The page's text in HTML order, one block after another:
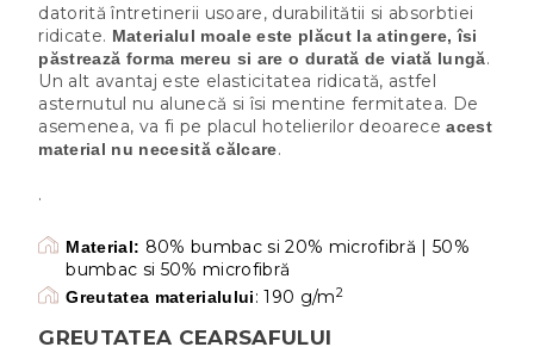
datorită întretinerii usoare, durabilitătii si absorbtiei
ridicate. Materialul moale este plăcut la atingere, îsi
păstrează forma mereu si are o durată de viată lungă.
Un alt avantaj este elasticitatea ridicată, astfel
asternutul nu alunecă si îsi mentine fermitatea. De
asemenea, va fi pe placul hotelierilor deoareceacest
material nu necesită călcare.
.
Material: 80% bumbac si 20% microfibră | 50%
bumbac si 50% microfibră
Greutatea materialului: 190 g/m2
GREUTATEA CEARSAFULUI